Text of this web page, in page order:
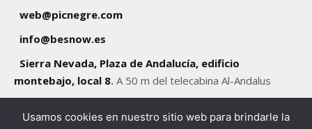
web@picnegre.com
info@besnow.es
Sierra Nevada, Plaza de Andalucía, edificio
montebajo, local 8. A 50 m del telecabina Al-Andalus
SÍGUENOS
Usamos cookies en nuestro sitio web para brindarle la